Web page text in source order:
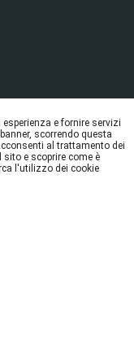
e fornire servizi
scorrendo questa
al trattamento dei
sito e scoprire come è
l'utilizzo dei cookie